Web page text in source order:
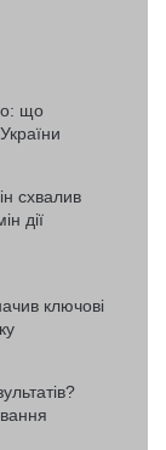
що
схвалив
дії
ключові